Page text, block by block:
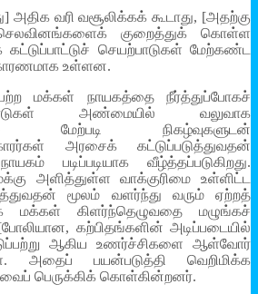
அதிக வரி வசூலிக்கக் கூடாது, [அதற்கு
குறைத்துக் கொள்ள
செயற்பாடுகள் மேற்கண்ட
உள்ளன.
மக்கள் நாயகத்தை நீர்த்துப்போகச்
அண்மையில் வலுவாக
மேற்படி நிகழ்வுகளுடன்
அரசைக் கட்டுப்படுத்துவதன்
படிப்படியாக வீழ்த்தப்படுகிறது.
அளித்துள்ள வாக்குரிமை உள்ளிட்ட
மூலம் வளர்ந்து வரும் ஏற்றத்
மக்கள் கிளர்ந்தெழுவதை மழுங்கச்
கற்பிதங்களின் அடிப்படையில்
ஆகிய உணர்ச்சிகளை ஆள்வோர்
அதைப் பயன்படுத்தி வெறிமிக்க
பெருக்கிக் கொள்கின்றனர்.